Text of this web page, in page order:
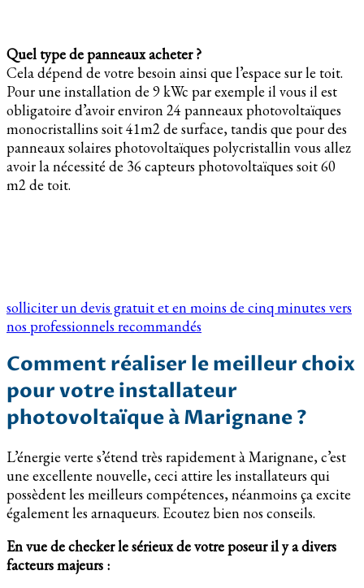
Quel type de panneaux acheter ?
Cela dépend de votre besoin ainsi que l’espace sur le toit.
Pour une installation de 9 kWc par exemple il vous il est
obligatoire d’avoir environ 24 panneaux photovoltaïques
monocristallins soit 41m2 de surface, tandis que pour des
panneaux solaires photovoltaïques polycristallin vous allez
avoir la nécessité de 36 capteurs photovoltaïques soit 60
m2 de toit.
solliciter un devis gratuit et en moins de cinq minutes vers
nos professionnels recommandés
Comment réaliser le meilleur choix
pour votre installateur
photovoltaïque à Marignane ?
L’énergie verte s’étend très rapidement à Marignane, c’est
une excellente nouvelle, ceci attire les installateurs qui
possèdent les meilleurs compétences, néanmoins ça excite
également les arnaqueurs. Ecoutez bien nos conseils.
En vue de checker le sérieux de votre poseur il y a divers
facteurs majeurs :